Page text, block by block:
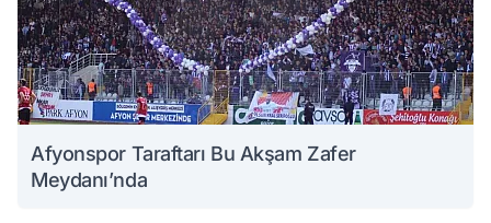
Afyonspor Taraftarı Bu Akşam Zafer
Meydanı’nda